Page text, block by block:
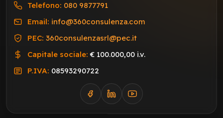
Telefono: 080 9877791
Email: info@360consulenza.com
PEC: 360consulenzasrl@pec.it
Capitale sociale: € 100.000,00 i.v.
P.IVA: 08593290722